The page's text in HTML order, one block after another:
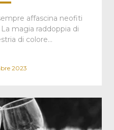
affascina neofiti
magia raddoppia di
di colore…
2023